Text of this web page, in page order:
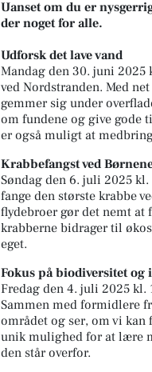
Uanset om du er
der noget for alle.
Udforsk det lave vand
Mandag den 30. juni
ved Nordstranden. Med
gemmer sig under
om fundene og give gode
er også muligt at
Krabbefangst ved
Søndag den 6. juli 2025
fange den største krabbe
flydebroer gør det nemt at
krabberne bidrager til
eget.
Fokus på biodiversitet og
Fredag den 4. juli 2025 kl.
Sammen med formidlere
området og ser, om vi kan
unik mulighed for at lære
den står overfor.